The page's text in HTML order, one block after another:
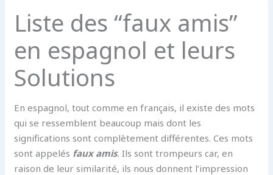
Liste des “faux amis”
en espagnol et leurs
Solutions
En espagnol, tout comme en français, il existe des mots
qui se ressemblent beaucoup mais dont les
significations sont complètement différentes. Ces mots
sont appelés faux amis. Ils sont trompeurs car, en
raison de leur similarité, ils nous donnent l’impression